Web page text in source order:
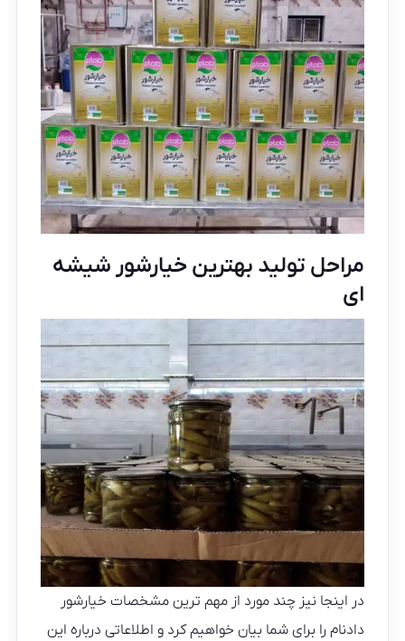
مراحل تولید بهترین خیارشور شیشه
ای
در اینجا نیز چند مورد از مهم ترین مشخصات خیارشور
دادنام را برای شما بیان خواهیم کرد و اطلاعاتی درباره این